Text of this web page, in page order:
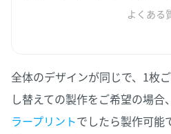
よくある
全体のデザインが同じで、1枚
し替えての製作をご希望の場合
ラープリントでしたら製作可